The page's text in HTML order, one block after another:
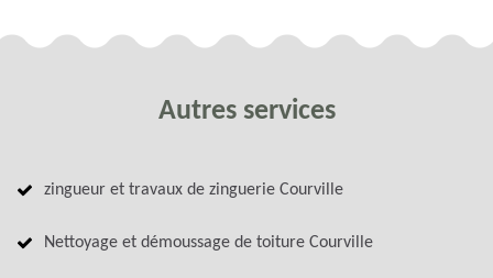
Autres services
zingueur et travaux de zinguerie Courville
Nettoyage et démoussage de toiture Courville